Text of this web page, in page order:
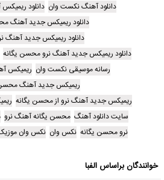
دانلود آهنگ نکست وان دانلود
دانلود ریمیکس جدید آهنگ
دانلود ریمیکس جدید آهنگ
دانلود ریمیکس جدید آهنگ نرو محسن یگانه
رسانه موسیقی نکست وان ریمیکس
ریمیکس جدید آهنگ محسن
ریمیکس جدید آهنگ نرو از محسن یگانه
سایت دانلود آهنگ محسن یگانه آهنگ نرو
نرو محسن یگانه نکس وان نکس وان
خوانندگان براساس الفبا